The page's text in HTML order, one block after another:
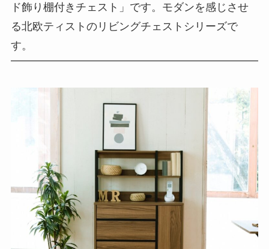
ド飾り棚付きチェスト」です。モダンを感じさせ
る北欧ティストのリビングチェストシリーズで
す。